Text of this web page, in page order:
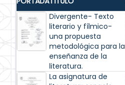
Divergente- Texto
literario y fílmico-
una propuesta
metodológica para la
enseñanza de la
literatura.
La asignatura de